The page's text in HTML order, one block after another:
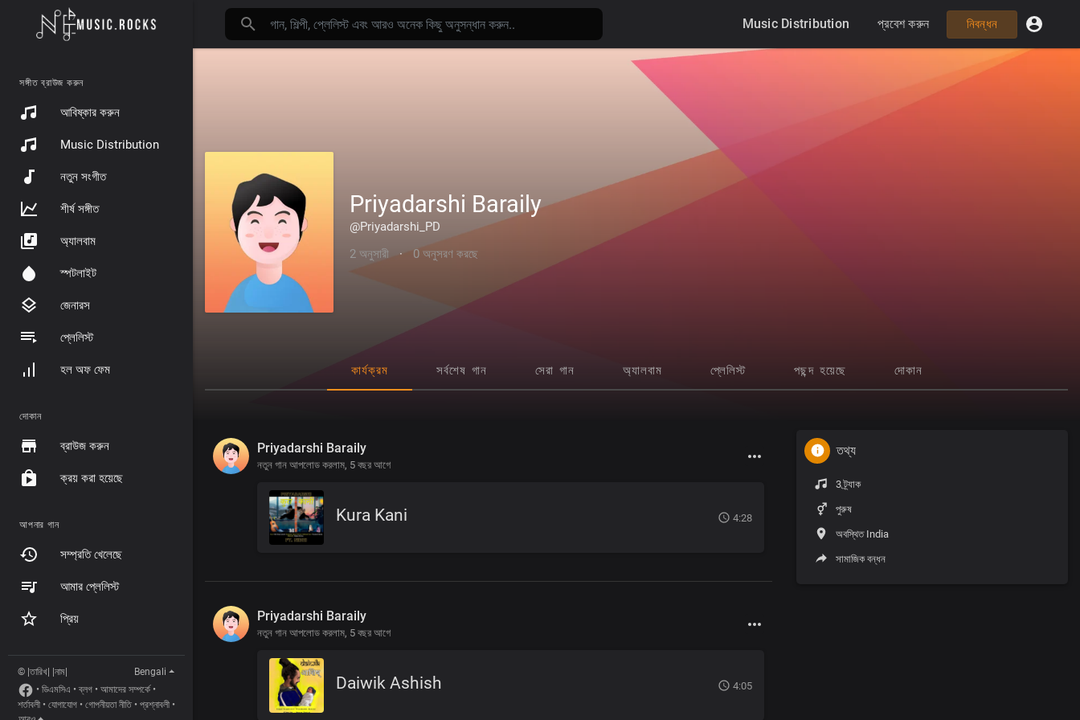
সঙ্গীত ব্রাউজ করুন
আবিষ্কার করুন
Music Distribution
নতুন সংগীত
শীর্ষ সঙ্গীত
অ্যালবাম
স্পটলাইট
জেনারস
প্লেলিস্ট
হল অফ ফেম
দোকান
ব্রাউজ করুন
ক্রয় করা হয়েছে
আপনার গান
সম্প্রতি খেলেছে
আমার প্লেলিস্ট
প্রিয়
© |তারিখ| |নাম|
Bengali
• ডিএমসিএ •ব্লগ • আমাদের সম্পর্কে •
শর্তাবলী • যোগাযোগ • গোপনীয়তা নীতি • প্রশ্নাবলী •
Music Distribution প্রবেশ করুন নিবন্ধন
Priyadarshi Baraily
@Priyadarshi_PD
2 অনুসারী
· 0 অনুসরণ করছে
কার্যক্রম সর্বশেষ গান সেরা গান অ্যালবাম প্লেলিস্ট পছন্দ হয়েছে দোকান
Priyadarshi Baraily
নতুন গান আপলোড করলাম, 5 বছর আগে
Kura Kani 4:28
Priyadarshi Baraily
নতুন গান আপলোড করলাম, 5 বছর আগে
Daiwik Ashish 4:05
তথ্য
3 ট্র্যাক
পুরুষ
অবস্থিত India
সামাজিক বন্ধন